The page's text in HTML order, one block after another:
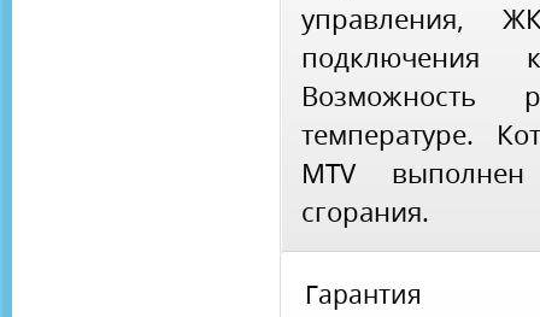
управления,
подключения
Возможность
температуре.
MТV
сгорания.
Гарантия